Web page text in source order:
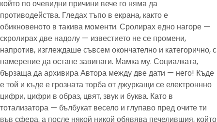
който по очевидни причини вече го няма да
противодейства. Гледах тъпо в екрана, както е
обикновеното в такива моменти. Сролирах едно нагоре —
скролирах две надолу — известието не се промени,
напротив, изглеждаше съвсем окончателно и категорично, с
намерение да остане завинаги. Мамка му. Социалката,
бързаща да архивира Автора между две дати — него! Къде
е той и къде е грозната торба от джуркащи се електроннно
цифри, цифри в образ, цвят, звук и буква. Като в
тотализатора — бълбукат весело и глупаво пред очите ти
във сфера, а после някой никой обявява печелившия, който